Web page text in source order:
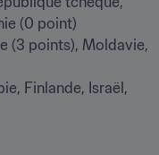
(0 point)
(3 points), Moldavie,
Finlande, Israël,